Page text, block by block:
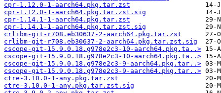
cpr-1.12.0-1-aarch64.pkg.tar.zst
cpr-1.12.0-1-aarch64.pkg.tar.zst.sig
cpr-1.14.1-1-aarch64.pkg.tar.zst
cpr-1.14.1-1-aarch64.pkg.tar.zst.sig
crlibm-git-r708.eb30637-2-aarch64.pkg.tar.zst
crlibm-git-r708.eb30637-2-aarch64.pkg.tar.zst.sig
cscope-git-15.9.0.18.g978e2c3-10-aarch64.pkg.ta..>
cscope-git-15.9.0.18.g978e2c3-10-aarch64.pkg.ta..>
cscope-git-15.9.0.18.g978e2c3-9-aarch64.pkg.tar..>
cscope-git-15.9.0.18.g978e2c3-9-aarch64.pkg.tar..>
ctre-3.10.0-1-any.pkg.tar.zst
ctre-3.10.0-1-any.pkg.tar.zst.sig